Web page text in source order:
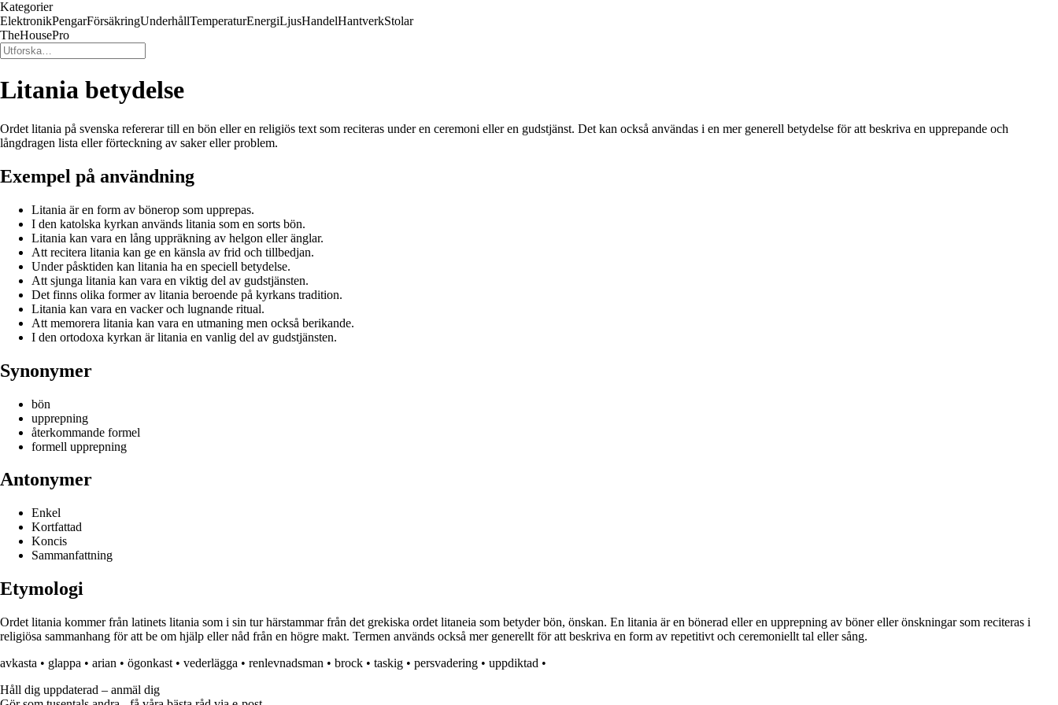
Kategorier
ElektronikPengarFörsäkringUnderhållTemperaturEnergiLjusHandelHantverkStolar
TheHousePro
Litania betydelse
Ordet litania på svenska refererar till en bön eller en religiös text som reciteras under en ceremoni eller en gudstjänst. Det kan också användas i en mer generell betydelse för att beskriva en upprepande och
långdragen lista eller förteckning av saker eller problem.
Exempel på användning
Litania är en form av bönerop som upprepas.
I den katolska kyrkan används litania som en sorts bön.
Litania kan vara en lång uppräkning av helgon eller änglar.
Att recitera litania kan ge en känsla av frid och tillbedjan.
Under påsktiden kan litania ha en speciell betydelse.
Att sjunga litania kan vara en viktig del av gudstjänsten.
Det finns olika former av litania beroende på kyrkans tradition.
Litania kan vara en vacker och lugnande ritual.
Att memorera litania kan vara en utmaning men också berikande.
I den ortodoxa kyrkan är litania en vanlig del av gudstjänsten.
Synonymer
bön
upprepning
återkommande formel
formell upprepning
Antonymer
Enkel
Kortfattad
Koncis
Sammanfattning
Etymologi
Ordet litania kommer från latinets litania som i sin tur härstammar från det grekiska ordet litaneia som betyder bön, önskan. En litania är en bönerad eller en upprepning av böner eller önskningar som reciteras i
religiösa sammanhang för att be om hjälp eller nåd från en högre makt. Termen används också mer generellt för att beskriva en form av repetitivt och ceremoniellt tal eller sång.
avkasta • glappa • arian • ögonkast • vederlägga • renlevnadsman • brock • taskig • persvadering • uppdiktad •
Håll dig uppdaterad – anmäl dig